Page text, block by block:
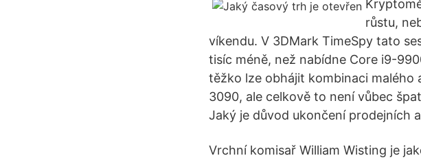
růstu,
víkendu. V 3DMark TimeSpy tato
tisíc méně, než nabídne Core i9-
těžko lze obhájit kombinaci malého
3090, ale celkově to není vůbec
Jaký je důvod ukončení prodejních
Vrchní komisař William Wisting je